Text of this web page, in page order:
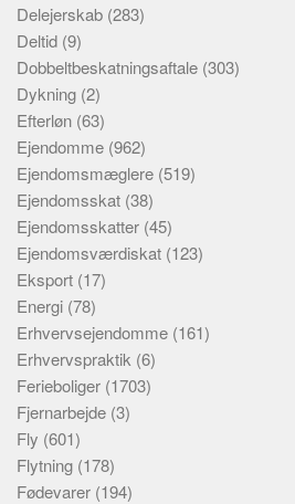
Delejerskab (283)
Deltid (9)
Dobbeltbeskatningsaftale (303)
Dykning (2)
Efterløn (63)
Ejendomme (962)
Ejendomsmæglere (519)
Ejendomsskat (38)
Ejendomsskatter (45)
Ejendomsværdiskat (123)
Eksport (17)
Energi (78)
Erhvervsejendomme (161)
Erhvervspraktik (6)
Ferieboliger (1703)
Fjernarbejde (3)
Fly (601)
Flytning (178)
Fødevarer (194)